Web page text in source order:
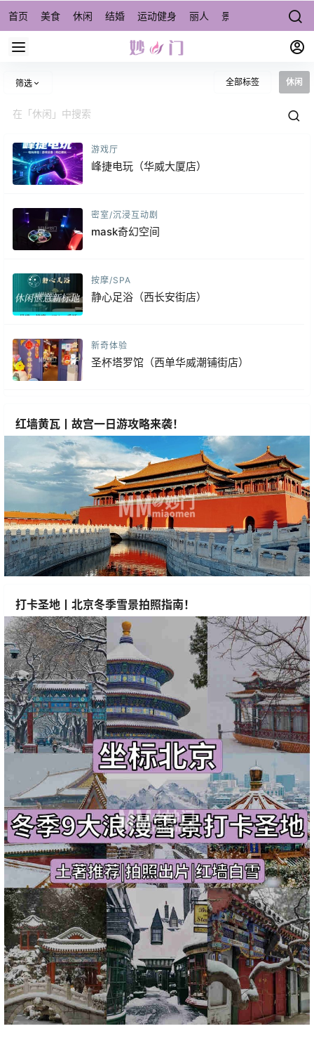
首页 美食 休闲 结婚 运动健身 丽人 景点/周边游 宠物
筛选 全部标签 休闲
游戏厅
峰捷电玩（华威大厦店）
密室/沉浸互动剧
mask奇幻空间
按摩/SPA
静心足浴（西长安街店）
新奇体验
圣杯塔罗馆（西单华威潮铺街店）
红墙黄瓦丨故宫一日游攻略来袭！
打卡圣地丨北京冬季雪景拍照指南！